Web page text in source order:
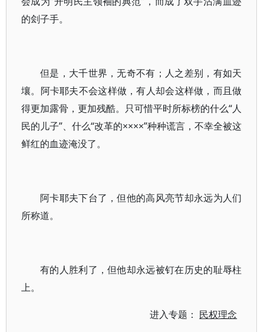
的刽子手。
但是，大千世界，无奇不有；人之差别，有如天
壤。阿卡耶夫不会这样做，有人却会这样做，而且做
得更加露骨，更加残酷。只可惜平时所标榜的什么“人
民的儿子”、什么“改革的××××”种种谎言，不幸全被这
鲜红的血迹淹没了。
阿卡耶夫下台了，但他的高风亮节却永远为人们
所称道。
有的人胜利了，但他却永远被钉在历史的耻辱柱
上。
进入专题： 民权理念